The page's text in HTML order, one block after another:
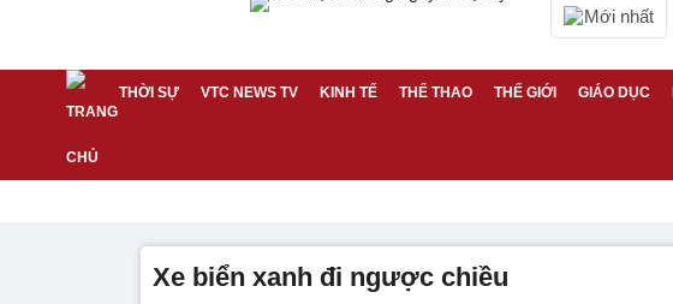
Mới nhất
THỜI SỰ VTC NEWS TV KINH TẾ THỂ THAO THẾ GIỚI GIÁO DỤC
xe biển xanh đi ngược chiều